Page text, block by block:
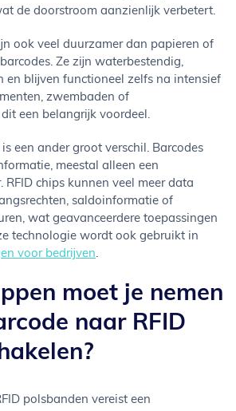
de doorstroom aanzienlijk verbetert.
ook veel duurzamer dan papieren of
Ze zijn waterbestendig,
en blijven functioneel zelfs na intensief
zwembaden of
een belangrijk voordeel.
een ander groot verschil. Barcodes
meestal alleen een
RFID chips kunnen veel meer data
saldoinformatie of
wat geavanceerdere toepassingen
technologie wordt ook gebruikt in
voor bedrijven.
moet je nemen
naar RFID
polsbanden vereist een